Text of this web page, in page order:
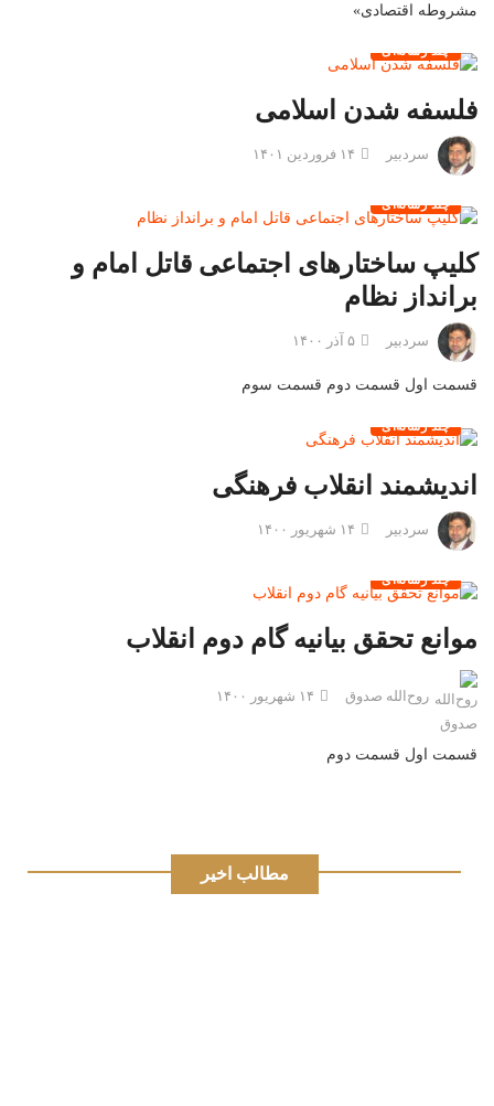
مشروطه اقتصادی»
چند رسانه‌ای
فلسفه شدن اسلامی
سردبیر
چند رسانه‌ای
کلیپ ساختارهای اجتماعی قاتل امام و
برانداز نظام
سردبیر
قسمت اول قسمت دوم قسمت سوم
چند رسانه‌ای
اندیشمند انقلاب فرهنگی
سردبیر
چند رسانه‌ای
موانع تحقق بیانیه گام دوم انقلاب
روح‌الله صدوق
قسمت اول قسمت دوم
مطالب اخیر